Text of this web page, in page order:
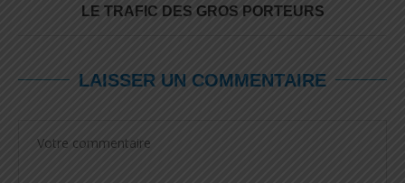
LE TRAFIC DES GROS PORTEURS
LAISSER UN COMMENTAIRE